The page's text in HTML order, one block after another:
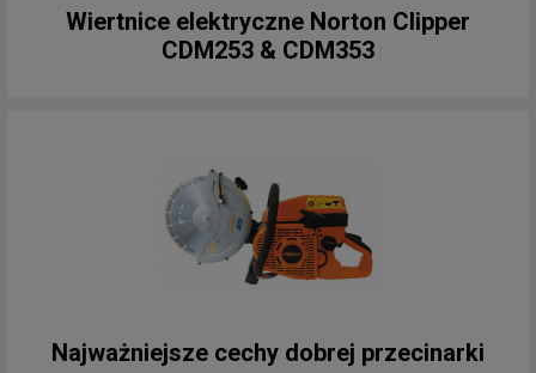
Wiertnice elektryczne Norton Clipper
CDM253 & CDM353
Najważniejsze cechy dobrej przecinarki